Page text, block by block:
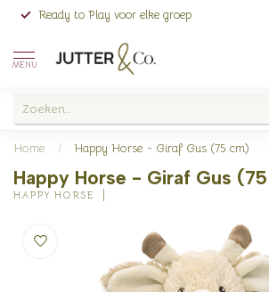
Ready to Play voor elke groep
MENU
Home / Happy Horse - Giraf Gus (75 cm)
Happy Horse - Giraf Gus
HAPPY HORSE